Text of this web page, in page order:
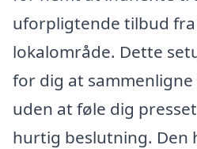
uforpligtende tilbud
lokalområde. Dette
for dig at
uden at føle dig
hurtig beslutning. Den